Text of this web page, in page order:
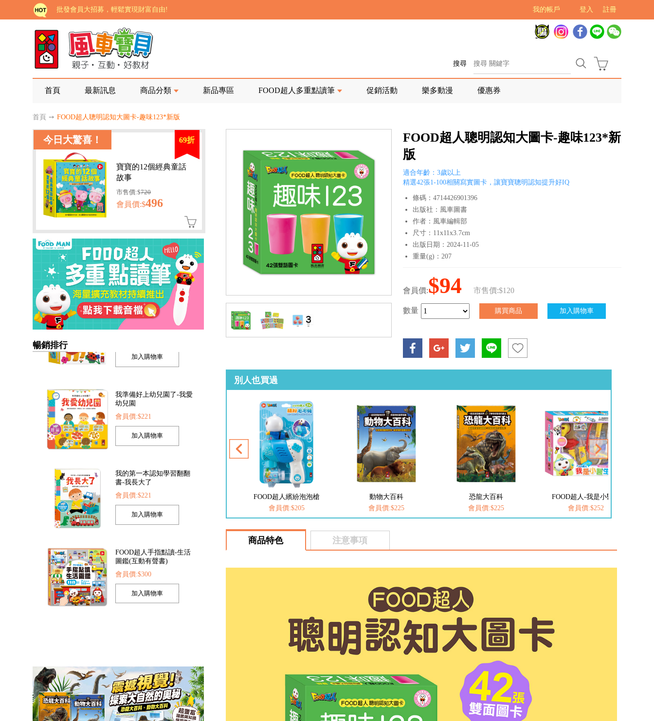
註冊
登入
我的帳戶
批發會員大招募，輕鬆實現財富自由!
如需更改或重開發票 需在訂單成立三天內通知客服 寄回發票需附上回郵郵票
老師您好!!幼教會員火熱招募中~
海外購物免煩惱！點我查看『海外購物流程說明』
家長樂了!「風車書版集團暨FOOD超人企業總部」目前正興建中!
老師您好!!幼教會員火熱招募中~
海外購物免煩惱！點我查看『海外購物流程說明』
搜尋
首頁 最新訊息 商品分類 新品專區 FOOD超人多重點讀筆 促銷活動 樂多動漫 優惠券
首頁 ➙ FOOD超人聰明認知大圖卡-趣味123*新版
今日大驚喜！ 69折
寶寶的12個經典童話
故事
市售價:$720
會員價:$496
暢銷排行
我準備好上幼兒園了-我愛
我的第一本認知學習翻翻
FOOD超人手指點讀-生活
孩子的第一套認知拼圖-動
FOOD超人聰明認知大圖卡-趣味123*新
版
適合年齡：3歲以上
精選42張1-100相關寫實圖卡，讓寶寶聰明認知提升好IQ
條碼：4714426901396
出版社：風車圖書
作者：風車編輯部
尺寸：11x11x3.7cm
出版日期：2024-11-05
重量(g)：207
會員價:$94 市售價:$120
數量
別人也買過
FOOD超人探索點讀筆
會員價:$1422
FOOD超人夢幻泡泡槍
FOOD超人繽紛泡泡槍
會員價:$205
動物大百科
會員價:$225
恐龍大百科
會員價:$225
FOOD超人-我是小醫生
會員價:$252
商品特色 注意事項